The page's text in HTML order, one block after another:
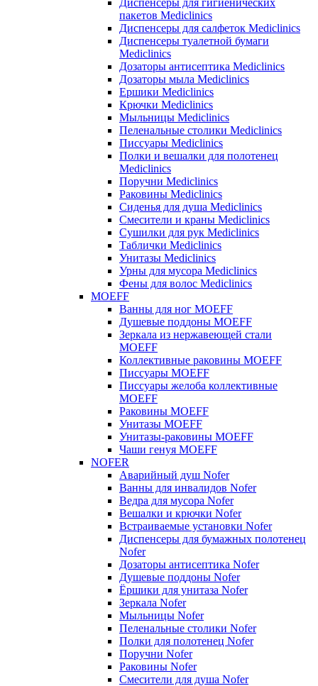
Диспенсеры для гигиенических
пакетов Mediclinics
Диспенсеры для салфеток Mediclinics
Диспенсеры туалетной бумаги
Mediclinics
Дозаторы антисептика Mediclinics
Дозаторы мыла Mediclinics
Ершики Mediclinics
Крючки Mediclinics
Мыльницы Mediclinics
Пеленальные столики Mediclinics
Писсуары Mediclinics
Полки и вешалки для полотенец
Mediclinics
Поручни Mediclinics
Раковины Mediclinics
Сиденья для душа Mediclinics
Смесители и краны Mediclinics
Сушилки для рук Mediclinics
Таблички Mediclinics
Унитазы Mediclinics
Урны для мусора Mediclinics
Фены для волос Mediclinics
MOEFF
Ванны для ног MOEFF
Душевые поддоны MOEFF
Зеркала из нержавеющей стали
MOEFF
Коллективные раковины MOEFF
Писсуары MOEFF
Писсуары желоба коллективные
MOEFF
Раковины MOEFF
Унитазы MOEFF
Унитазы-раковины MOEFF
Чаши генуя MOEFF
NOFER
Аварийный душ Nofer
Ванны для инвалидов Nofer
Ведра для мусора Nofer
Вешалки и крючки Nofer
Встраиваемые установки Nofer
Диспенсеры для бумажных полотенец
Nofer
Дозаторы антисептика Nofer
Душевые поддоны Nofer
Ёршики для унитаза Nofer
Зеркала Nofer
Мыльницы Nofer
Пеленальные столики Nofer
Полки для полотенец Nofer
Поручни Nofer
Раковины Nofer
Смесители для душа Nofer